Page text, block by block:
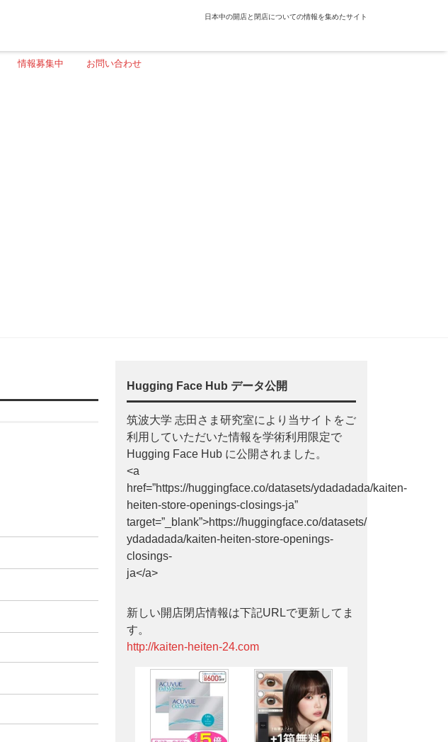
日本中の開店と閉店についての情報を集めたサイト
情報募集中 お問い合わせ
Hugging Face Hub データ公開
筑波大学 志田さま研究室により当サイトをご
利用していただいた情報を学術利用限定で
Hugging Face Hub に公開されました。
<a
href=”https://huggingface.co/datasets/ydadadada/kaiten-
heiten-store-openings-closings-ja”
target=”_blank”>https://huggingface.co/datasets/
ydadadada/kaiten-heiten-store-openings-
closings-
ja</a>
新しい開店閉店情報は下記URLで更新してま
す。
http://kaiten-heiten-24.com